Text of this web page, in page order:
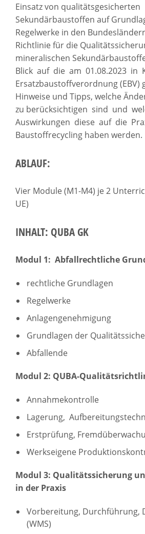
Einsatz von qualitätsgesicherten
Sekundärbaustoffen auf
Regelwerke in den
Richtlinie für die
mineralischen
Blick auf die am 01.08.2023 in
Ersatzbaustoffverordnung (EBV)
Hinweise und Tipps, welche
zu berücksichtigen sind und
Auswirkungen diese auf die
Baustoffrecycling haben werden.
ABLAUF:
Vier Module (M1-M4) je 2
UE)
INHALT: QUBA GK
Modul 1: Abfallrechtliche
rechtliche Grundlagen
Regelwerke
Anlagengenehmigung
Grundlagen der
Abfallende
Modul 2: QUBA-
Annahmekontrolle
Lagerung,
Erstprüfung,
Werkseigene
Modul 3: Qualitätssicherung
in der Praxis
Vorbereitung, Durchführung,
(WMS)